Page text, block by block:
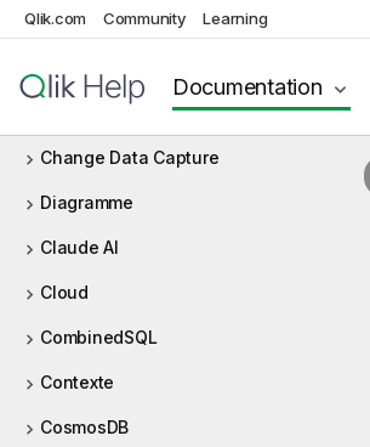
Qlik.com Community Learning
Documentation
Buffer
Change Data Capture
Diagramme
Claude AI
Cloud
CombinedSQL
Contexte
CosmosDB